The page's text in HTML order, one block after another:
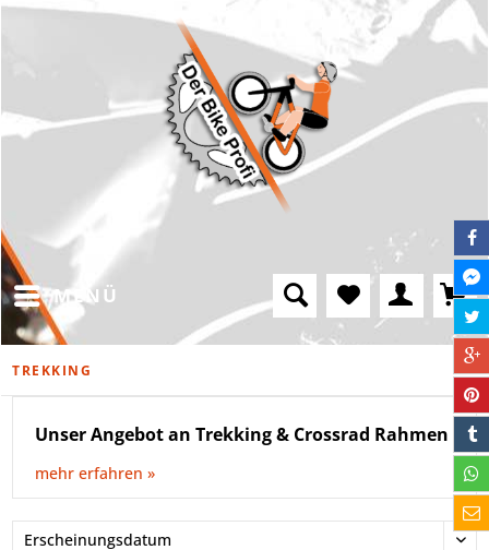
MENÜ
TREKKING
Unser Angebot an Trekking & Crossrad Rahmen
mehr erfahren »